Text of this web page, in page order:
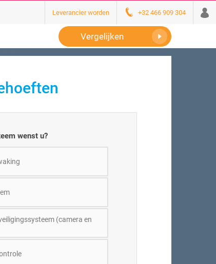
Leverancier worden +32 466 909 304
Vergelijken
wenst u?
(camera en